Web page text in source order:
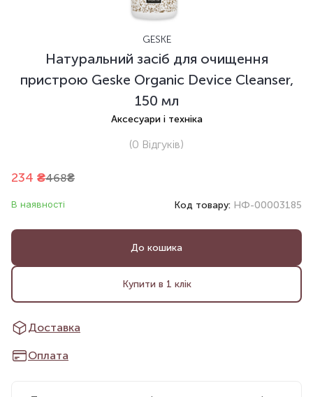
GESKE
Натуральний засіб для очищення
пристрою Geske Organic Device Cleanser,
150 мл
Аксесуари і техніка
(0 Відгуків)
234 ₴468₴
В наявності Код товару: НФ-00003185
До кошика
Купити в 1 клік
Доставка
Оплата